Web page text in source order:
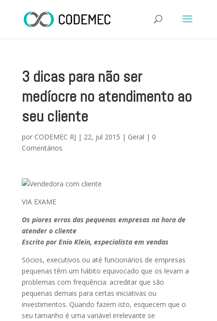
3 dicas para não ser
medíocre no atendimento ao
seu cliente
por CODEMEC RJ | 22, jul 2015 | Geral | 0
Comentários
VIA EXAME
Os piores erros das pequenas empresas na hora de
atender o cliente
Escrito por Enio Klein, especialista em vendas
Sócios, executivos ou até funcionários de empresas
pequenas têm um hábito equivocado que os levam a
problemas com frequência: acreditar que são
pequenas demais para certas iniciativas ou
investimentos. Quando fazem isto, esquecem que o
seu tamanho é uma variável irrelevante se